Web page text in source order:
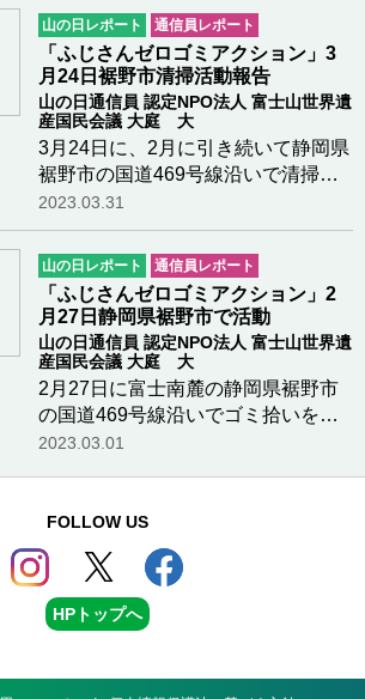
は山梨県南都留郡山中湖村・忍野
村・都留市の境界に位置する標高
1412mの山で、中腹には…つづきを
読む
山の日レポート 通信員レポート
「ふじさんゼロゴミアクション」3
月24日裾野市清掃活動報告
山の日通信員 認定NPO法人 富士山世界遺
産国民会議 大庭 大
3月24日に、2月に引き続いて静岡県
裾野市の国道469号線沿いで清掃活
動を実施しました。今回の活動エリ
アは、国道469号線の愛鷹登山道入
口分岐周辺の約1.5kmの区間です。
回収したゴミの量は合計117.4kgと
多く、道路脇や笹藪…つづきを読む
2023.03.31
山の日レポート 通信員レポート
「ふじさんゼロゴミアクション」2
月27日静岡県裾野市で活動
山の日通信員 認定NPO法人 富士山世界遺
産国民会議 大庭 大
2月27日に富士南麓の静岡県裾野市
の国道469号線沿いでゴミ拾いをし
ました。須山口登山道入口近くの神
も目立つ場所です。空き缶、ペット
ボトル、弁当のプラ…つづきを読む
2023.03.01
FOLLOW US
HPトップへ